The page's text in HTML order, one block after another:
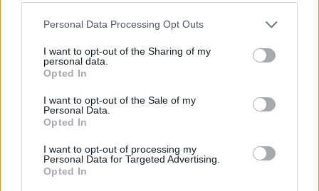
Personal Data Processing Opt Outs
I want to opt-out of the Sharing of my
personal data.
Opted In
I want to opt-out of the Sale of my
Personal Data.
Opted In
I want to opt-out of processing my
Personal Data for Targeted Advertising.
Opted In